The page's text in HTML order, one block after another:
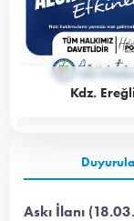
Kdz.
Askı İlanı